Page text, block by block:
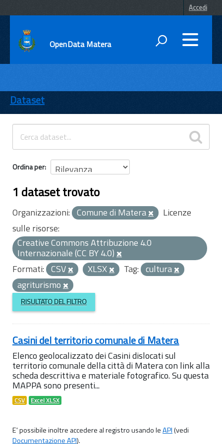
Accedi
OpenData Matera
ENTI
TEMI
INFORMAZIONI
Dataset
Ordina per
1 dataset trovato
Organizzazioni: Comune di Matera
Licenze
sulle risorse:
Creative Commons Attribuzione 4.0
Internazionale (CC BY 4.0)
Formati: CSV XLSX Tag: cultura
agriturismo
RISULTATO DEL FILTRO
Casini del territorio comunale di Matera
Elenco geolocalizzato dei Casini dislocati sul
territorio comunale della città di Matera con link alla
scheda descrittiva e materiale fotografico. Su questa
MAPPA sono presenti...
CSV Excel XLSX
E' possibile inoltre accedere al registro usando leAPI(vedi
Documentazione API).